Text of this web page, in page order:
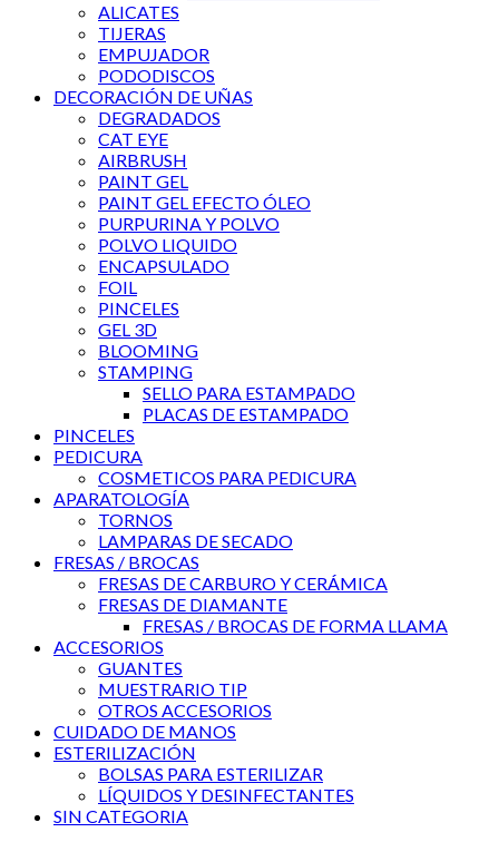
ALICATES
TIJERAS
EMPUJADOR
PODODISCOS
DECORACIÓN DE UÑAS
DEGRADADOS
CAT EYE
AIRBRUSH
PAINT GEL
PAINT GEL EFECTO ÓLEO
PURPURINA Y POLVO
POLVO LIQUIDO
ENCAPSULADO
FOIL
PINCELES
GEL 3D
BLOOMING
STAMPING
SELLO PARA ESTAMPADO
PLACAS DE ESTAMPADO
PINCELES
PEDICURA
COSMETICOS PARA PEDICURA
APARATOLOGÍA
TORNOS
LAMPARAS DE SECADO
FRESAS / BROCAS
FRESAS DE CARBURO Y CERÁMICA
FRESAS DE DIAMANTE
FRESAS / BROCAS DE FORMA LLAMA
ACCESORIOS
GUANTES
MUESTRARIO TIP
OTROS ACCESORIOS
CUIDADO DE MANOS
ESTERILIZACIÓN
BOLSAS PARA ESTERILIZAR
LÍQUIDOS Y DESINFECTANTES
SIN CATEGORIA